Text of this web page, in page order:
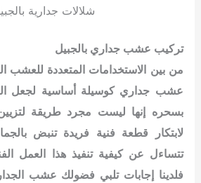
شلالات جدارية
تركيب عشب جداري بالجبيل
من بين الاستخدامات المتعددة للعشب
عشب جداري كوسيلة أساسية لجعل
بسحره إنها ليست مجرد طريقة
لابتكار قطعة فنية فريدة تنبض
تتساءل عن كيفية تنفيذ هذا العمل
فلدينا إجابات تلبي فضولك عشب